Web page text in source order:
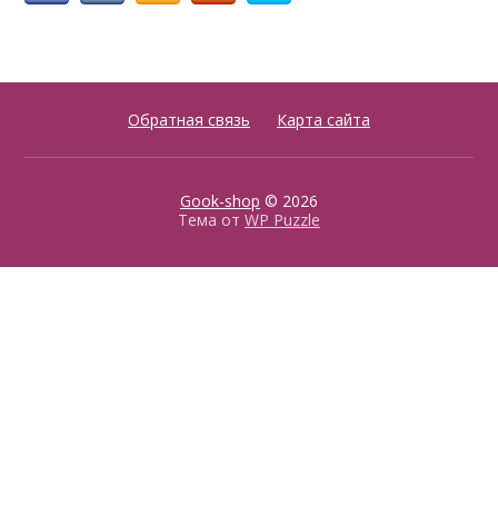
Обратная связь Карта сайта
Gook-shop © 2026
Тема от WP Puzzle